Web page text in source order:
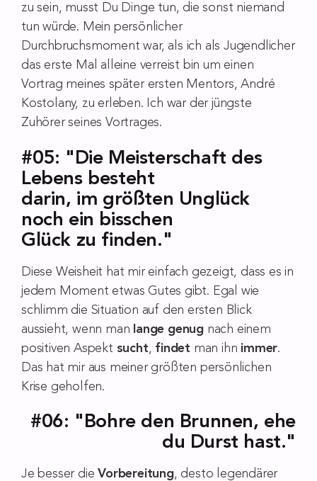
zu sein, musst Du Dinge tun, die sonst niemand
tun würde. Mein persönlicher
Durchbruchsmoment war, als ich als Jugendlicher
das erste Mal alleine verreist bin um einen
Vortrag meines später ersten Mentors, André
Kostolany, zu erleben. Ich war der jüngste
Zuhörer seines Vortrages.
#05: "Die Meisterschaft des
Lebens besteht
darin, im größten Unglück
noch ein bisschen
Glück zu finden."
Diese Weisheit hat mir einfach gezeigt, dass es in
jedem Moment etwas Gutes gibt. Egal wie
schlimm die Situation auf den ersten Blick
aussieht, wenn man lange genug nach einem
positiven Aspekt sucht, findet man ihn immer.
Das hat mir aus meiner größten persönlichen
Krise geholfen.
#06: "Bohre den Brunnen, ehe
du Durst hast."
Je besser dieVorbereitung, desto legendärer